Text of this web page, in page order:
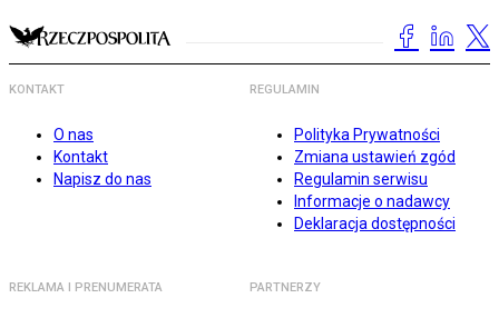
KONTAKT
O nas
Kontakt
Napisz do nas
REGULAMIN
Polityka Prywatności
Zmiana ustawień zgód
Regulamin serwisu
Informacje o nadawcy
Deklaracja dostępności
REKLAMA I PRENUMERATA PARTNERZY